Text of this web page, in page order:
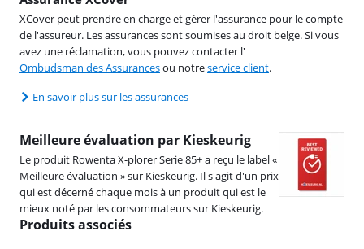
XCover peut prendre en charge et gérer l'assurance pour le compte
de l'assureur. Les assurances sont soumises au droit belge. Si vous
avez une réclamation, vous pouvez contacter l'
Ombudsman des Assurancesou notreservice client.
En savoir plus sur les assurances
Meilleure évaluation par Kieskeurig
Le produit Rowenta X-plorer Serie 85+ a reçu le label «
Meilleure évaluation » sur Kieskeurig. Il s'agit d'un prix
qui est décerné chaque mois à un produit qui est le
mieux noté par les consommateurs sur Kieskeurig.
Produits associés